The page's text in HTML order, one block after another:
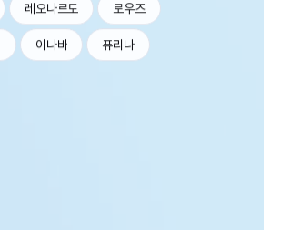
레오나르도 로우즈
이나바 퓨리나